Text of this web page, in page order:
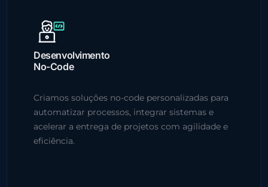
Desenvolvimento
No-Code
Criamos soluções no-code personalizadas para
automatizar processos, integrar sistemas e
acelerar a entrega de projetos com agilidade e
eficiência.